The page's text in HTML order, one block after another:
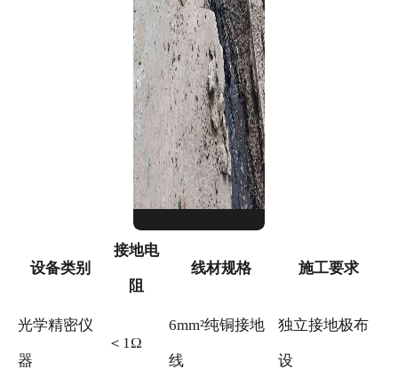
设备类别
接地电
阻
线材规格 施工要求
光学精密仪
器
＜1Ω
6mm²纯铜接地
线
独立接地极布
设